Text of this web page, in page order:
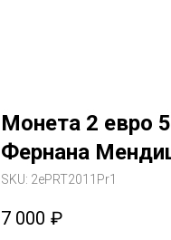
Монета 2 евро
Фернана
SKU: 2ePRT2011Pr1
7 000 ₽